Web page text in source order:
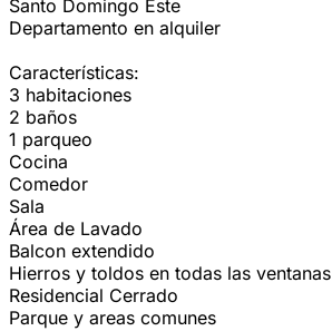
Santo Domingo Este
Departamento en alquiler
Características:
3 habitaciones
2 baños
1 parqueo
Cocina
Comedor
Sala
Área de Lavado
Balcon extendido
Hierros y toldos en todas las ventanas
Residencial Cerrado
Parque y areas comunes